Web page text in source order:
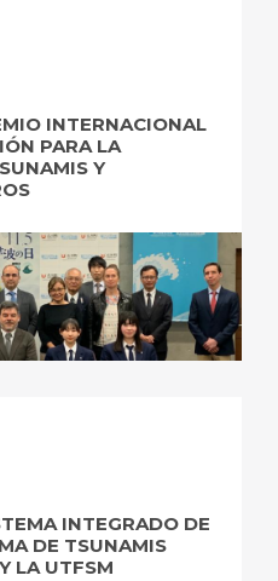
INTERNACIONAL
PARA LA
Y
INTEGRADO DE
DE TSUNAMIS
LA UTFSM